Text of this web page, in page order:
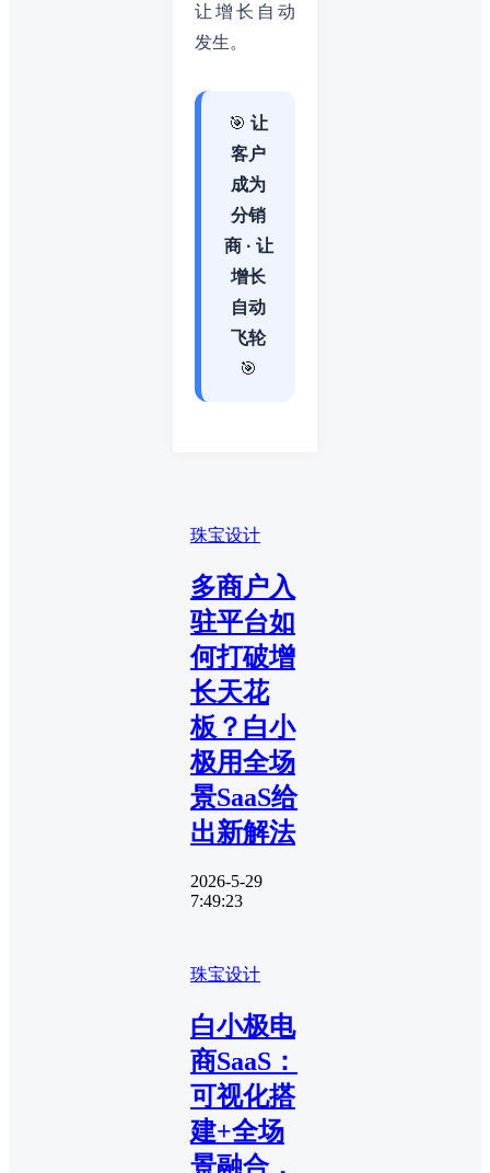
让增长自动
发生。
🎯 让
客户
成为
分销
商 · 让
增长
自动
飞轮
🎯
珠宝设计
多商户入
驻平台如
何打破增
长天花
板？白小
极用全场
景SaaS给
出新解法
2026-5-29
7:49:23
珠宝设计
白小极电
商SaaS：
可视化搭
建+全场
景融合，